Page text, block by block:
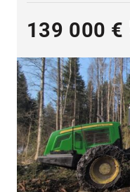
139 000 €